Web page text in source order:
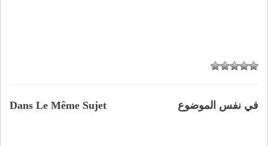
Dans Le Même Sujet في نفس الموضوع